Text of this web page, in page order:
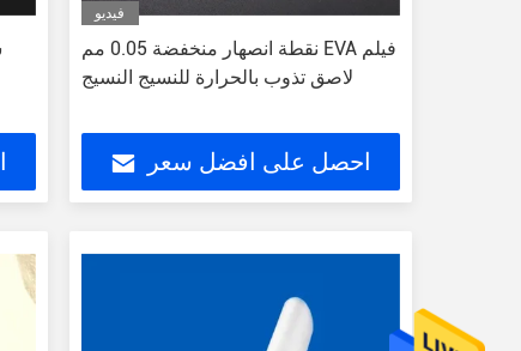
فيديو
نقطة انصهار منخفضة 0.05 مم EVA فيلم
لاصق تذوب بالحرارة للنسيج النسيج
احصل على افضل سعر